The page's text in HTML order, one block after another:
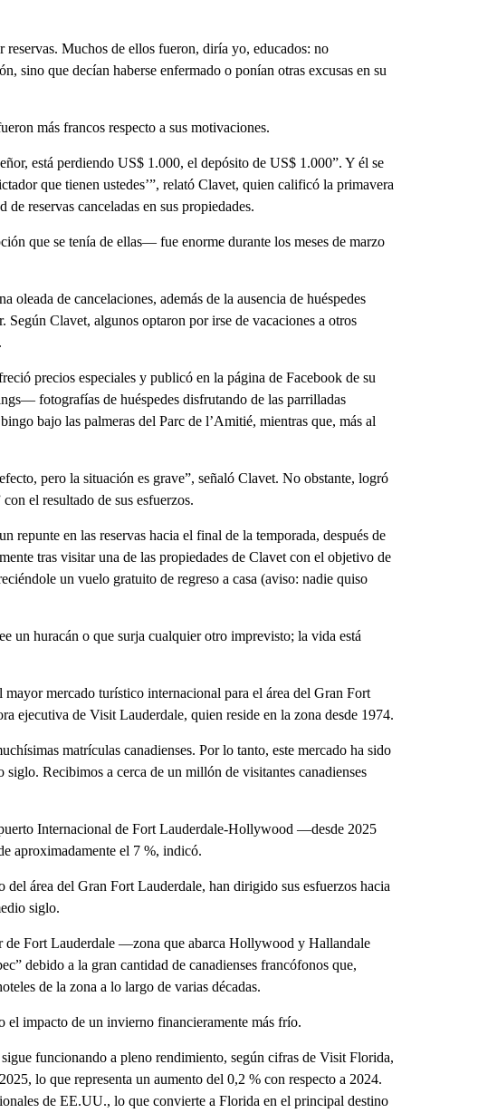
reservas. Muchos de ellos fueron, diría yo, educados: no
sino que decían haberse enfermado o ponían otras excusas en su
más francos respecto a sus motivaciones.
está perdiendo US$ 1.000, el depósito de US$ 1.000”. Y él se
que tienen ustedes’”, relató Clavet, quien calificó la primavera
reservas canceladas en sus propiedades.
que se tenía de ellas— fue enorme durante los meses de marzo
oleada de cancelaciones, además de la ausencia de huéspedes
Según Clavet, algunos optaron por irse de vacaciones a otros
precios especiales y publicó en la página de Facebook de su
fotografías de huéspedes disfrutando de las parrilladas
bajo las palmeras del Parc de l’Amitié, mientras que, más al
pero la situación es grave”, señaló Clavet. No obstante, logró
el resultado de sus esfuerzos.
repunte en las reservas hacia el final de la temporada, después de
tras visitar una de las propiedades de Clavet con el objetivo de
un vuelo gratuito de regreso a casa (aviso: nadie quiso
un huracán o que surja cualquier otro imprevisto; la vida está
mercado turístico internacional para el área del Gran Fort
ejecutiva de Visit Lauderdale, quien reside en la zona desde 1974.
matrículas canadienses. Por lo tanto, este mercado ha sido
Recibimos a cerca de un millón de visitantes canadienses
Internacional de Fort Lauderdale-Hollywood —desde 2025
aproximadamente el 7 %, indicó.
área del Gran Fort Lauderdale, han dirigido sus esfuerzos hacia
siglo.
Fort Lauderdale —zona que abarca Hollywood y Hallandale
debido a la gran cantidad de canadienses francófonos que,
de la zona a lo largo de varias décadas.
el impacto de un invierno financieramente más frío.
funcionando a pleno rendimiento, según cifras de Visit Florida,
lo que representa un aumento del 0,2 % con respecto a 2024.
de EE.UU., lo que convierte a Florida en el principal destino